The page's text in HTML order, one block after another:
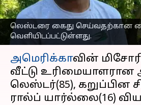
லெஸ்டரை கைது செய்வதற்கான
வெளியிடப்பட்டுள்ளது.
எழுதியவர் Sindhuja SM Apr 18, 2023
செய்தி முன்னோட்டம்
அமெரிக்காவின்
வீட்டு
லெஸ்டர்(85), கறுப்பின
ரால்ப் யார்ல்லை(16)